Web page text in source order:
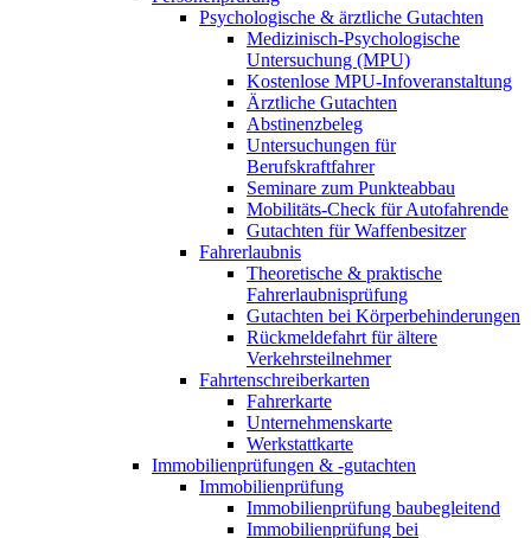
Psychologische & ärztliche Gutachten
Medizinisch-Psychologische
Untersuchung (MPU)
Kostenlose MPU-Infoveranstaltung
Ärztliche Gutachten
Abstinenzbeleg
Untersuchungen für
Berufskraftfahrer
Seminare zum Punkteabbau
Mobilitäts-Check für Autofahrende
Gutachten für Waffenbesitzer
Fahrerlaubnis
Theoretische & praktische
Fahrerlaubnisprüfung
Gutachten bei Körperbehinderungen
Rückmeldefahrt für ältere
Verkehrsteilnehmer
Fahrtenschreiberkarten
Fahrerkarte
Unternehmenskarte
Werkstattkarte
Immobilienprüfungen & -gutachten
Immobilienprüfung
Immobilienprüfung baubegleitend
Immobilienprüfung bei